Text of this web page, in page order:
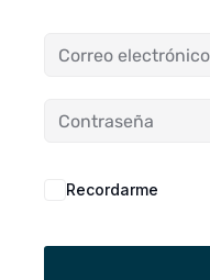
Recordarme